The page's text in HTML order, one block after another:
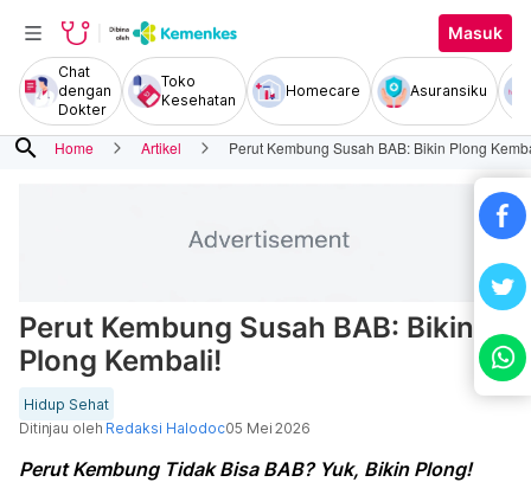
Masuk
Chat
dengan
Dokter
Toko
Kesehatan
Homecare Asuransiku
search Home Artikel Perut Kembung Susah BAB: Bikin Plong
Perut Kembung Susah BAB: Bikin
Plong Kembali!
Hidup Sehat
Ditinjau oleh Redaksi Halodoc05 Mei 2026
Perut Kembung Tidak Bisa BAB? Yuk, Bikin Plong!